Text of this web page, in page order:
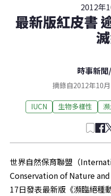
2012年
最新版紅皮書
時事新聞/
摘錄自2012年10
IUCN 生物多樣性
世界自然保育聯盟（
Conservation of Nature and
17日發表最新版《瀕臨絕種